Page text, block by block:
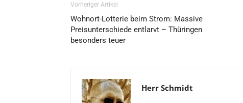
Vorheriger Artikel
Wohnort-Lotterie beim Strom: Massive
Preisunterschiede entlarvt – Thüringen
besonders teuer
Herr Schmidt